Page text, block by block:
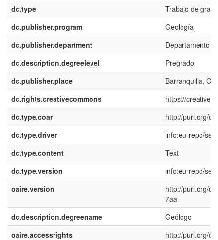
dc.type
Trabajo de
dc.publisher.program
Geología
dc.publisher.department
Departamento
dc.description.degreelevel
Pregrado
dc.publisher.place
Barranquilla,
dc.rights.creativecommons
https://
dc.type.coar
http://purl.org/
dc.type.driver
info:eu-repo/
dc.type.content
Text
dc.type.version
info:eu-repo/
oaire.version
http://purl.org/
7aa
dc.description.degreename
Geólogo
oaire.accessrights
http://purl.org/